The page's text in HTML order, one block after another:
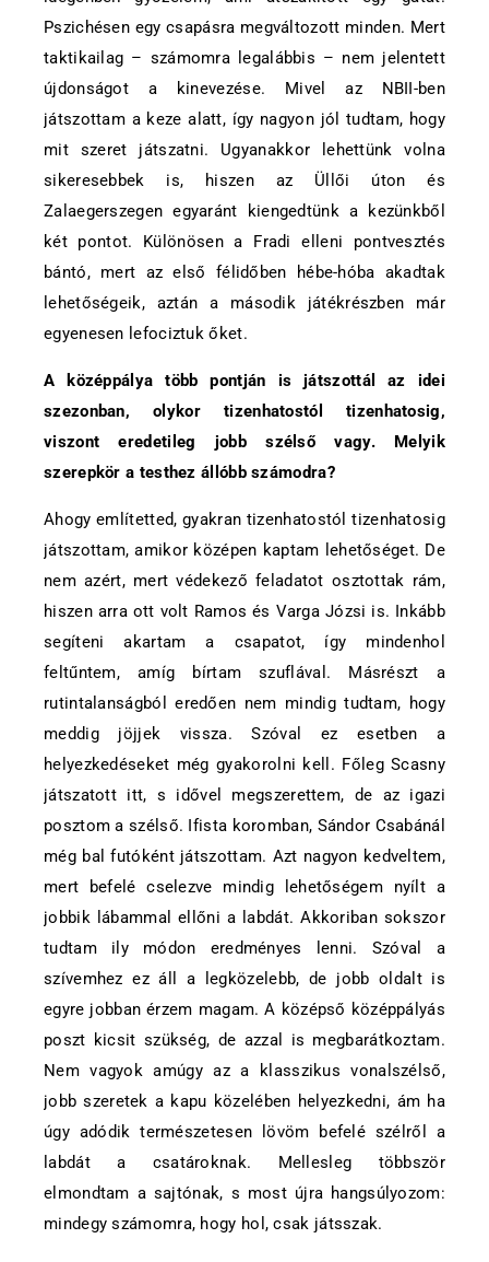
Pszichésen egy csapásra megváltozott minden. Mert
taktikailag – számomra legalábbis – nem jelentett
újdonságot a kinevezése. Mivel az NBII-ben
játszottam a keze alatt, így nagyon jól tudtam, hogy
mit szeret játszatni. Ugyanakkor lehettünk volna
sikeresebbek is, hiszen az Üllői úton és
Zalaegerszegen egyaránt kiengedtünk a kezünkből
két pontot. Különösen a Fradi elleni pontvesztés
bántó, mert az első félidőben hébe-hóba akadtak
lehetőségeik, aztán a második játékrészben már
egyenesen lefociztuk őket.
A középpálya több pontján is játszottál az idei
szezonban, olykor tizenhatostól tizenhatosig,
viszont eredetileg jobb szélső vagy. Melyik
szerepkör a testhez állóbb számodra?
Ahogy említetted, gyakran tizenhatostól tizenhatosig
játszottam, amikor középen kaptam lehetőséget. De
nem azért, mert védekező feladatot osztottak rám,
hiszen arra ott volt Ramos és Varga Józsi is. Inkább
segíteni akartam a csapatot, így mindenhol
feltűntem, amíg bírtam szuflával. Másrészt a
rutintalanságból eredően nem mindig tudtam, hogy
meddig jöjjek vissza. Szóval ez esetben a
helyezkedéseket még gyakorolni kell. Főleg Scasny
játszatott itt, s idővel megszerettem, de az igazi
posztom a szélső. Ifista koromban, Sándor Csabánál
még bal futóként játszottam. Azt nagyon kedveltem,
mert befelé cselezve mindig lehetőségem nyílt a
jobbik lábammal ellőni a labdát. Akkoriban sokszor
tudtam ily módon eredményes lenni. Szóval a
szívemhez ez áll a legközelebb, de jobb oldalt is
egyre jobban érzem magam. A középső középpályás
poszt kicsit szükség, de azzal is megbarátkoztam.
Nem vagyok amúgy az a klasszikus vonalszélső,
jobb szeretek a kapu közelében helyezkedni, ám ha
úgy adódik természetesen lövöm befelé szélről a
labdát a csatároknak. Mellesleg többször
elmondtam a sajtónak, s most újra hangsúlyozom:
mindegy számomra, hogy hol, csak játsszak.